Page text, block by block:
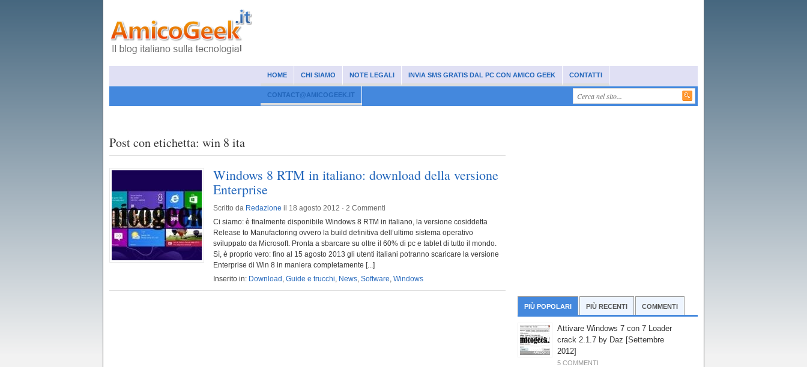
HOME CHI SIAMO NOTE LEGALI INVIA SMS GRATIS DAL PC CON AMICO GEEK CONTATTI
CONTACT@AMICOGEEK.IT
Post con etichetta: win 8 ita
Windows 8 RTM in italiano: download della versione
Enterprise
Scritto da Redazione il 18 agosto 2012 · 2 Commenti
Ci siamo: è finalmente disponibile Windows 8 RTM in italiano, la versione cosiddetta
Release to Manufactoring ovvero la build definitiva dell’ultimo sistema operativo
sviluppato da Microsoft. Pronta a sbarcare su oltre il 60% di pc e tablet di tutto il mondo.
Sì, è proprio vero: fino al 15 agosto 2013 gli utenti italiani potranno scaricare la versione
Enterprise di Win 8 in maniera completamente [...]
Inserito in: Download , Guide e trucchi, News, Software, Windows
PIÙ POPOLARI PIÙ RECENTI COMMENTI
Attivare Windows 7 con 7 Loader
crack 2.1.7 by Daz [Settembre
2012]
5 COMMENTI